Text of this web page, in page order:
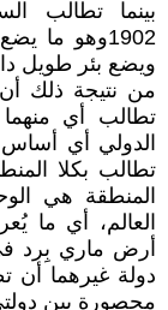
بينما تطالب
1902وهو ما
ويضع بئر طويل
من نتيجة ذلك أن
تطالب أي منهما
الدولي أي أساس
تطالب بكلا
المنطقة هي
العالم، أي ما
أرض ماري بِرد
دولة غيرهما أن
محصورة بين